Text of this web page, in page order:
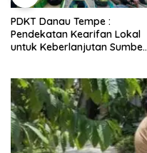
PDKT Danau Tempe :
Pendekatan Kearifan Lokal
untuk Keberlanjutan Sumber